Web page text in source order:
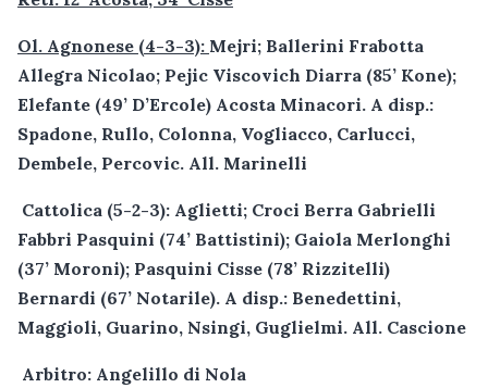
Ol. Agnonese (4-3-3): Mejri; Ballerini Frabotta
Allegra Nicolao; Pejic Viscovich Diarra (85’ Kone);
Elefante (49’ D’Ercole) Acosta Minacori. A disp.:
Spadone, Rullo, Colonna, Vogliacco, Carlucci,
Dembele, Percovic. All. Marinelli
Cattolica (5-2-3): Aglietti; Croci Berra Gabrielli
Fabbri Pasquini (74’ Battistini); Gaiola Merlonghi
(37’ Moroni); Pasquini Cisse (78’ Rizzitelli)
Bernardi (67’ Notarile). A disp.: Benedettini,
Maggioli, Guarino, Nsingi, Guglielmi. All. Cascione
Arbitro: Angelillo di Nola